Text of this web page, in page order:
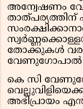
അന്വേഷണം
തോക്കുകൾ
വേണുഗോപാൽ
കെ സി
അഭിപ്രായം